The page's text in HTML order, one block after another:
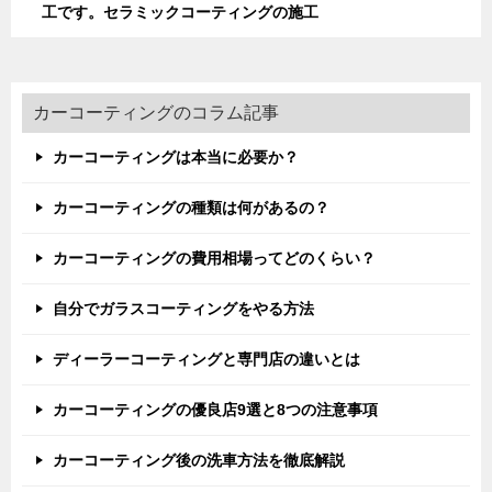
工です。セラミックコーティングの施工
カーコーティングのコラム記事
カーコーティングは本当に必要か？
カーコーティングの種類は何があるの？
カーコーティングの費用相場ってどのくらい？
自分でガラスコーティングをやる方法
ディーラーコーティングと専門店の違いとは
カーコーティングの優良店9選と8つの注意事項
カーコーティング後の洗車方法を徹底解説